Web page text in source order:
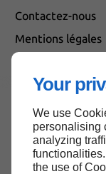
Your
We use
personalising
analyzing
the use of
Contactez-nous
Mentions légales